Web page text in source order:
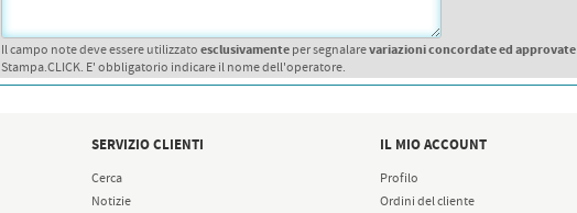
Il campo note deve essere utilizzatoesclusivamenteper segnalarevariazioni concordate ed approvate
Stampa.CLICK. E' obbligatorio indicare il nome dell'operatore.
SERVIZIO CLIENTI
Cerca
Notizie
IL MIO ACCOUNT
Profilo
Ordini del cliente